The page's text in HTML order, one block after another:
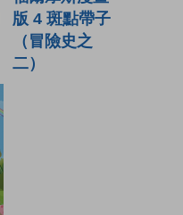
版 4 斑點帶子
（冒險史之
二）